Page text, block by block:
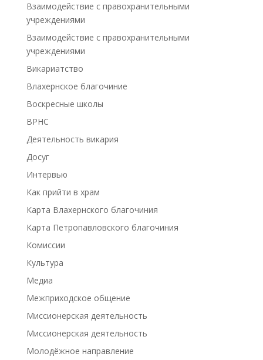
Взаимодействие с правохранительными
учреждениями
Взаимодействие с правохранительными
учреждениями
Викариатство
Влахернское благочиние
Воскресные школы
ВРНС
Деятельность викария
Досуг
Интервью
Как прийти в храм
Карта Влахернского благочиния
Карта Петропавловского благочиния
Комиссии
Культура
Медиа
Межприходское общение
Миссионерская деятельность
Миссионерская деятельность
Молодёжное направление